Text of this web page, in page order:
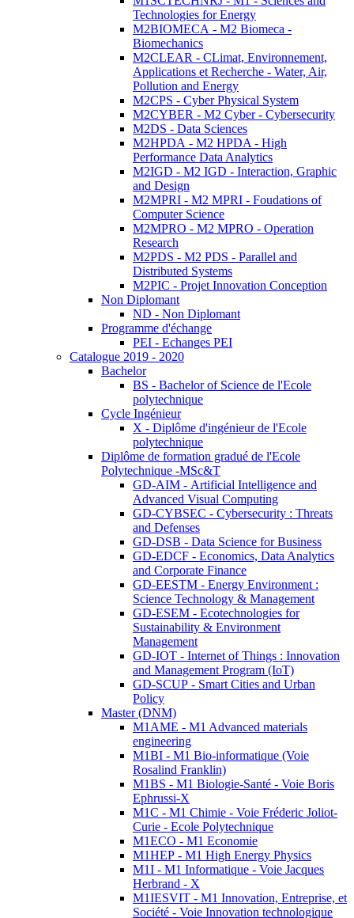
Technologies for Energy
M2BIOMECA - M2 Biomeca -
Biomechanics
M2CLEAR - CLimat, Environnement,
Applications et Recherche - Water, Air,
Pollution and Energy
M2CPS - Cyber Physical System
M2CYBER - M2 Cyber - Cybersecurity
M2DS - Data Sciences
M2HPDA - M2 HPDA - High
Performance Data Analytics
M2IGD - M2 IGD - Interaction, Graphic
and Design
M2MPRI - M2 MPRI - Foudations of
Computer Science
M2MPRO - M2 MPRO - Operation
Research
M2PDS - M2 PDS - Parallel and
Distributed Systems
M2PIC - Projet Innovation Conception
Non Diplomant
ND - Non Diplomant
Programme d'échange
PEI - Echanges PEI
Catalogue 2019 - 2020
Bachelor
BS - Bachelor of Science de l'Ecole
polytechnique
Cycle Ingénieur
X - Diplôme d'ingénieur de l'Ecole
polytechnique
Diplôme de formation gradué de l'Ecole
Polytechnique -MSc&T
GD-AIM - Artificial Intelligence and
Advanced Visual Computing
GD-CYBSEC - Cybersecurity : Threats
and Defenses
GD-DSB - Data Science for Business
GD-EDCF - Economics, Data Analytics
and Corporate Finance
GD-EESTM - Energy Environment :
Science Technology & Management
GD-ESEM - Ecotechnologies for
Sustainability & Environment
Management
GD-IOT - Internet of Things : Innovation
and Management Program (IoT)
GD-SCUP - Smart Cities and Urban
Policy
Master (DNM)
M1AME - M1 Advanced materials
engineering
M1BI - M1 Bio-informatique (Voie
Rosalind Franklin)
M1BS - M1 Biologie-Santé - Voie Boris
Ephrussi-X
M1C - M1 Chimie - Voie Fréderic Joliot-
Curie - Ecole Polytechnique
M1ECO - M1 Economie
M1HEP - M1 High Energy Physics
M1I - M1 Informatique - Voie Jacques
Herbrand - X
M1IESVIT - M1 Innovation, Entreprise, et
Société - Voie Innovation technologique